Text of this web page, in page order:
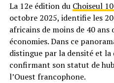
La 12e édition du Choiseul
octobre 2025, identifie les
africains de moins de 40
économies. Dans ce
distingue par la densité et la
confirmant son statut de
l’Ouest francophone.